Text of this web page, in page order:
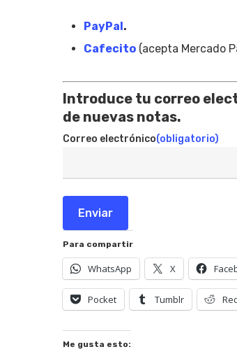
PayPal .
Cafecito (acepta Mercado
Introduce tu correo
de nuevas notas.
Correo electrónico(obligatorio)
Enviar
Para compartir
WhatsApp X
Pocket Tumblr
Me gusta esto: